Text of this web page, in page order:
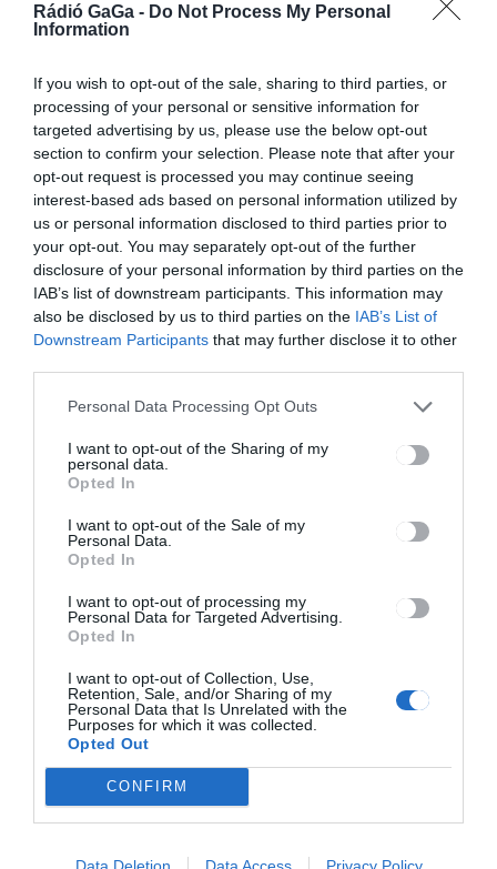
Rádió GaGa - Do Not Process My Personal
Information
If you wish to opt-out of the sale, sharing to third parties, or
processing of your personal or sensitive information for
targeted advertising by us, please use the below opt-out
section to confirm your selection. Please note that after your
opt-out request is processed you may continue seeing
interest-based ads based on personal information utilized by
us or personal information disclosed to third parties prior to
your opt-out. You may separately opt-out of the further
disclosure of your personal information by third parties on the
IAB’s list of downstream participants. This information may
also be disclosed by us to third parties on the IAB’s List of
Downstream Participants that may further disclose it to other
Personal Data Processing Opt Outs
I want to opt-out of the Sharing of my
personal data.
Opted In
I want to opt-out of the Sale of my
Personal Data.
Opted In
I want to opt-out of processing my
Personal Data for Targeted Advertising.
Opted In
I want to opt-out of Collection, Use,
Retention, Sale, and/or Sharing of my
Personal Data that Is Unrelated with the
Purposes for which it was collected.
Opted Out
CONFIRM
Data Deletion Data Access Privacy Policy
kockázatot
jelentő
listáját
köszöntötté
Ez is érdekelheti
HÍRLISTA
Gyűjtést szerveznek a
kárpátaljai közösség
HÁROMSZÉK
Újabb sikeres üveggyűjtés
zajlott
Keresés